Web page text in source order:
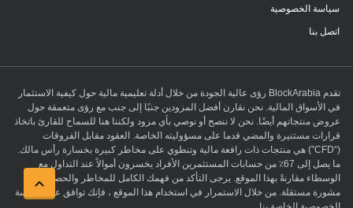
سياسة الخصوصية
اتصل بنا
تقدم BlockArabia رؤى عالية الجودة من خلال أدلة تعليمية مالية حول كيفية الاستثمار
في الأسواق المالية. نحن نقارن أفضل المزودين جنبًا إلى جنب مع رؤى متعمقة حول
عروض منتجاتهم أيضًا. نحن لا ننصح أو نوصي بأي مزود ولكننا هنا للسماح للقارئ باتخاذ
قرارات مستنيرة والمضي قدما على مسؤوليته الخاصة. العقود مقابل الفروقات
(“CFD”) هي منتجات ذات رافعة مالية وتنطوي على مخاطر كبيرة بخسارة رأس مالك.
ما يصل إلى 67٪ من حسابات المستثمرين الأفراد يخسرون أموالاً عند التداول مع
الوسطاء مقارنةً بهذا الموقع. يرجى التأكد من فهمك الكامل للمخاطر والحصول على
مشورة مستقلة. من خلال الاستمرار في استخدام هذا الموقع ، فإنك توافق على سياسة